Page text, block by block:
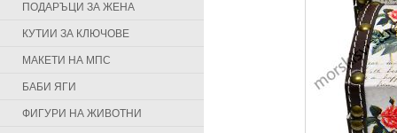
ПОДАРЪЦИ ЗА ЖЕНА
КУТИИ ЗА КЛЮЧОВЕ
МАКЕТИ НА МПС
БАБИ ЯГИ
ФИГУРИ НА ЖИВОТНИ